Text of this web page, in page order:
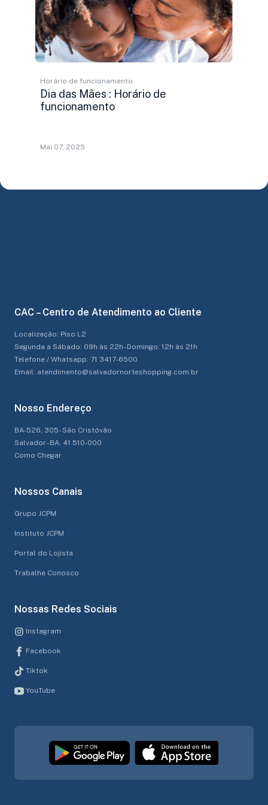
Horário de funcionamento
Dia das Mães : Horário de
funcionamento
Mai 07, 2025
CAC – Centro de Atendimento ao Cliente
Localização: Piso L2
Segunda a Sábado: 09h às 22h - Domingo: 12h às 21h
Telefone / Whatsapp: 71 3417-6500
Email: atendimento@salvadornorteshopping.com.br
Nosso Endereço
BA-526, 305 - São Cristóvão
Salvador - BA, 41.510-000
Como Chegar
Nossos Canais
Grupo JCPM
Instituto JCPM
Portal do Lojista
Trabalhe Conosco
Nossas Redes Sociais
Instagram
Facebook
Tiktok
YouTube